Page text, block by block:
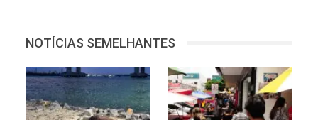
NOTÍCIAS SEMELHANTES